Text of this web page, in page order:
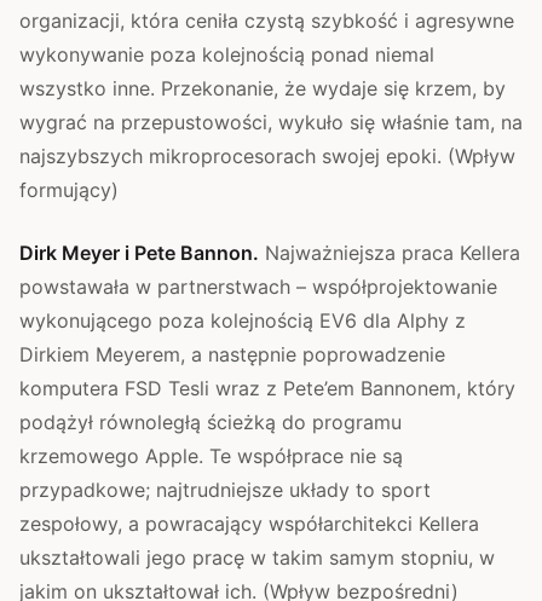
organizacji, która ceniła czystą szybkość i agresywne
wykonywanie poza kolejnością ponad niemal
wszystko inne. Przekonanie, że wydaje się krzem, by
wygrać na przepustowości, wykuło się właśnie tam, na
najszybszych mikroprocesorach swojej epoki. (Wpływ
formujący)
Dirk Meyer i Pete Bannon. Najważniejsza praca Kellera
powstawała w partnerstwach – współprojektowanie
wykonującego poza kolejnością EV6 dla Alphy z
Dirkiem Meyerem, a następnie poprowadzenie
komputera FSD Tesli wraz z Pete’em Bannonem, który
podążył równoległą ścieżką do programu
krzemowego Apple. Te współprace nie są
przypadkowe; najtrudniejsze układy to sport
zespołowy, a powracający współarchitekci Kellera
ukształtowali jego pracę w takim samym stopniu, w
jakim on ukształtował ich. (Wpływ bezpośredni)